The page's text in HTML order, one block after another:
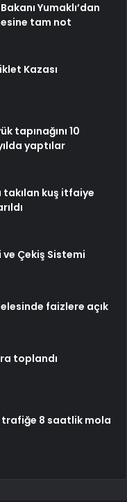
Yumaklı’dan
tam not
Kazası
tapınağını 10
yaptılar
takılan kuş itfaiye
ve Çekiş Sistemi
faizlere açık
toplandı
trafiğe 8 saatlik mola